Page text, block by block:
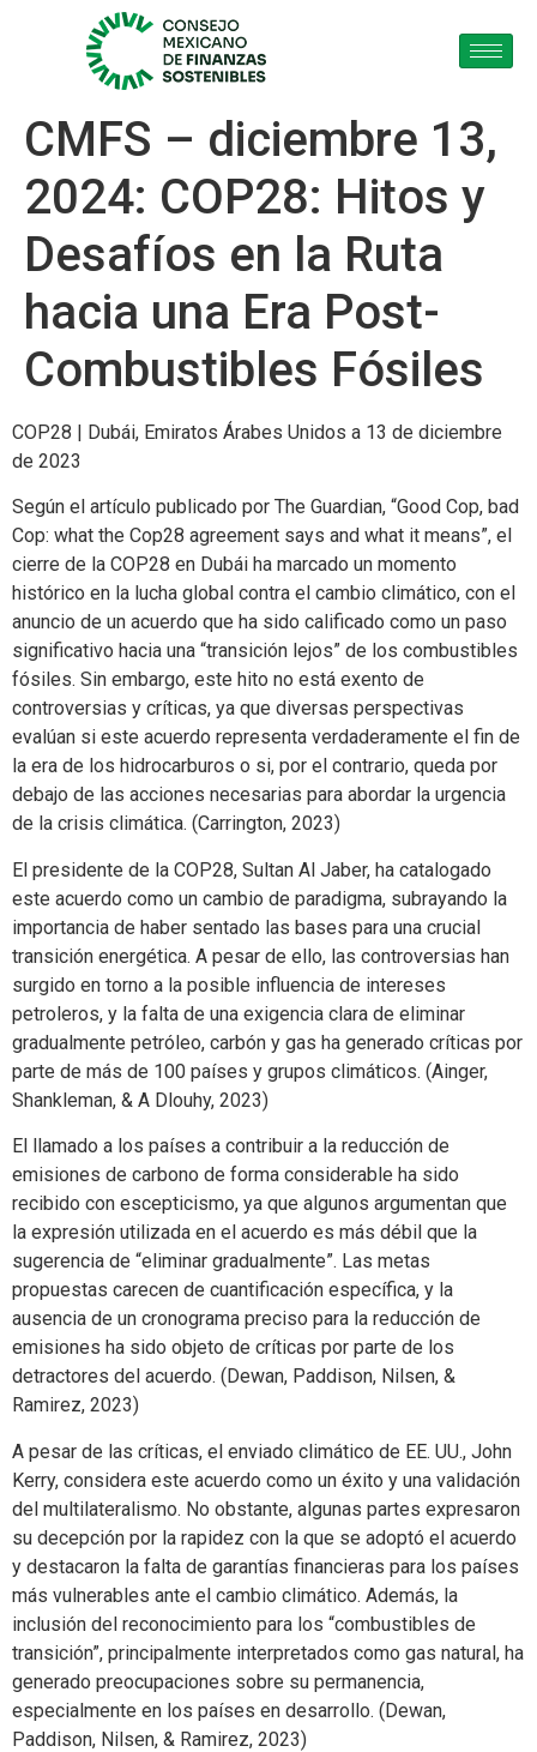
CMFS – diciembre 13,
2024: COP28: Hitos y
Desafíos en la Ruta
hacia una Era Post-
Combustibles Fósiles
COP28 | Dubái, Emiratos Árabes Unidos a 13 de diciembre
de 2023
Según el artículo publicado por The Guardian, “Good Cop, bad
Cop: what the Cop28 agreement says and what it means”, el
cierre de la COP28 en Dubái ha marcado un momento
histórico en la lucha global contra el cambio climático, con el
anuncio de un acuerdo que ha sido calificado como un paso
significativo hacia una “transición lejos” de los combustibles
fósiles. Sin embargo, este hito no está exento de
controversias y críticas, ya que diversas perspectivas
evalúan si este acuerdo representa verdaderamente el fin de
la era de los hidrocarburos o si, por el contrario, queda por
debajo de las acciones necesarias para abordar la urgencia
de la crisis climática. (Carrington, 2023)
El presidente de la COP28, Sultan Al Jaber, ha catalogado
este acuerdo como un cambio de paradigma, subrayando la
importancia de haber sentado las bases para una crucial
transición energética. A pesar de ello, las controversias han
surgido en torno a la posible influencia de intereses
petroleros, y la falta de una exigencia clara de eliminar
gradualmente petróleo, carbón y gas ha generado críticas por
parte de más de 100 países y grupos climáticos. (Ainger,
Shankleman, & A Dlouhy, 2023)
El llamado a los países a contribuir a la reducción de
emisiones de carbono de forma considerable ha sido
recibido con escepticismo, ya que algunos argumentan que
la expresión utilizada en el acuerdo es más débil que la
sugerencia de “eliminar gradualmente”. Las metas
propuestas carecen de cuantificación específica, y la
ausencia de un cronograma preciso para la reducción de
emisiones ha sido objeto de críticas por parte de los
detractores del acuerdo. (Dewan, Paddison, Nilsen, &
Ramirez, 2023)
A pesar de las críticas, el enviado climático de EE. UU., John
Kerry, considera este acuerdo como un éxito y una validación
del multilateralismo. No obstante, algunas partes expresaron
su decepción por la rapidez con la que se adoptó el acuerdo
y destacaron la falta de garantías financieras para los países
más vulnerables ante el cambio climático. Además, la
inclusión del reconocimiento para los “combustibles de
transición”, principalmente interpretados como gas natural, ha
generado preocupaciones sobre su permanencia,
especialmente en los países en desarrollo. (Dewan,
Paddison, Nilsen, & Ramirez, 2023)